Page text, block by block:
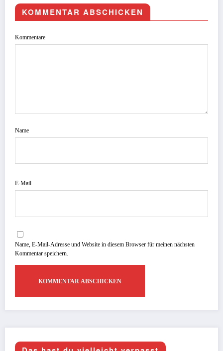
KOMMENTAR ABSCHICKEN
Kommentare
Name
E-Mail
Name, E-Mail-Adresse und Website in diesem Browser für meinen nächsten
Kommentar speichern.